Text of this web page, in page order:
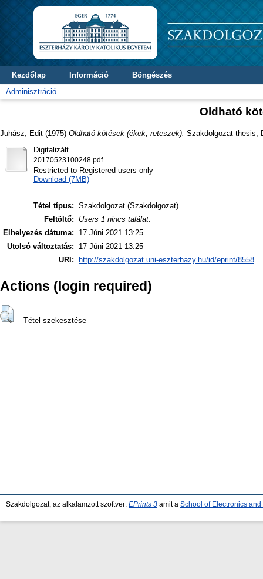
Kezdőlap Információ
Böngészés
Adminisztráció
Oldható
Juhász, Edit (1975) Oldható kötések (ékek, reteszek). Szakdolgozat thesis,
Digitalizált
20170523100248.pdf
Restricted to Registered users only
Download (7MB)
Tétel típus: Szakdolgozat (Szakdolgozat)
Feltöltő:
Users 1 nincs találat.
Elhelyezés dátuma:
17 Júni 2021 13:25
Utolsó változtatás:
17 Júni 2021 13:25
URI:
http://szakdolgozat.uni-eszterhazy.hu/id/eprint/8558
Actions (login required)
Tétel szekesztése
Szakdolgozat, az alkalamzott szoftver: EPrints 3 amit a School of Electronics